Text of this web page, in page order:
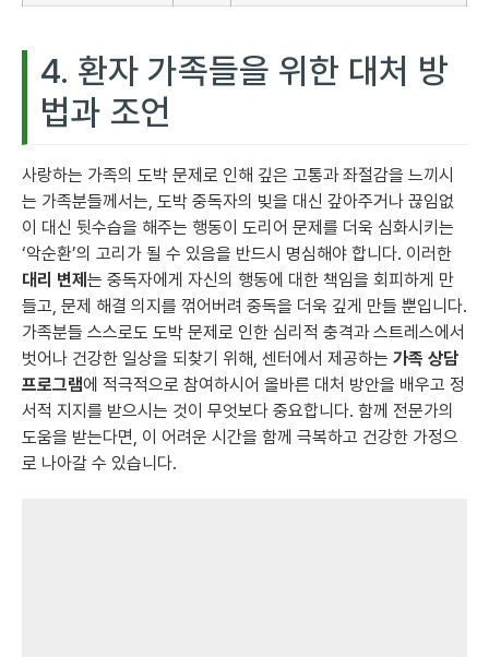
4. 환자 가족들을 위한 대처 방
법과 조언
사랑하는 가족의 도박 문제로 인해 깊은 고통과 좌절감을 느끼시
는 가족분들께서는, 도박 중독자의 빚을 대신 갚아주거나 끊임없
이 대신 뒷수습을 해주는 행동이 도리어 문제를 더욱 심화시키는
‘악순환’의 고리가 될 수 있음을 반드시 명심해야 합니다. 이러한
대리 변제 는 중독자에게 자신의 행동에 대한 책임을 회피하게 만
들고, 문제 해결 의지를 꺾어버려 중독을 더욱 깊게 만들 뿐입니다.
가족분들 스스로도 도박 문제로 인한 심리적 충격과 스트레스에서
벗어나 건강한 일상을 되찾기 위해, 센터에서 제공하는 가족 상담
프로그램에 적극적으로 참여하시어 올바른 대처 방안을 배우고 정
서적 지지를 받으시는 것이 무엇보다 중요합니다. 함께 전문가의
도움을 받는다면, 이 어려운 시간을 함께 극복하고 건강한 가정으
로 나아갈 수 있습니다.